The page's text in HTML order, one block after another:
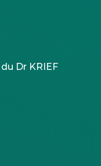
Dr KRIEF